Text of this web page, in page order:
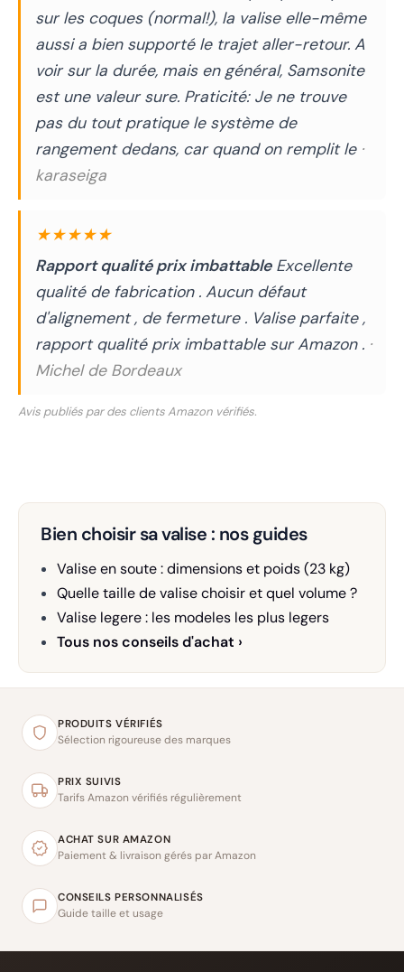
sur les coques (normal!), la valise elle-même
aussi a bien supporté le trajet aller-retour. A
voir sur la durée, mais en général, Samsonite
est une valeur sure. Praticité: Je ne trouve
pas du tout pratique le système de
rangement dedans, car quand on remplit le ·
karaseiga
★★★★★
Rapport qualité prix imbattableExcellente
qualité de fabrication . Aucun défaut
d'alignement , de fermeture . Valise parfaite ,
rapport qualité prix imbattable sur Amazon . ·
Michel de Bordeaux
Avis publiés par des clients Amazon vérifiés.
Bien choisir sa valise : nos guides
Valise en soute : dimensions et poids (23 kg)
Quelle taille de valise choisir et quel volume ?
Valise legere : les modeles les plus legers
Tous nos conseils d'achat ›
PRODUITS VÉRIFIÉS
Sélection rigoureuse des marques
PRIX SUIVIS
Tarifs Amazon vérifiés régulièrement
ACHAT SUR AMAZON
Paiement & livraison gérés par Amazon
CONSEILS PERSONNALISÉS
Guide taille et usage